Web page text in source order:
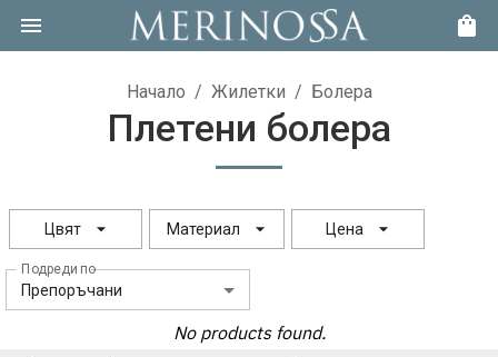
Начало / Жилетки / Болера
Плетени болера
Цвят Материал Цена
Подреди по
Препоръчани
No products found.